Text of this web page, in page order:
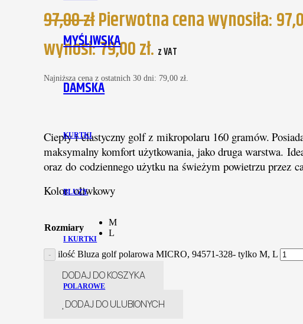
MYŚLIWSKA
DAMSKA
KURTKI
BLUZY
I KURTKI
POLAROWE
97,00złPierwotna cena wynosiła:
wynosi: 79,00 zł. z VAT
Najniższa cena z ostatnich 30 dni: 79,00zł
Ciepły i elastyczny golf z mikropolaru 160 gramów.
maksymalny komfort użytkowania, jako druga warstwa.
oraz do codziennego użytku na świeżym powietrzu przez
Kolor: oliwkowy
Rozmiary
M
L
ilość Bluza golf polarowa MICRO, 94571-328- tylko M, L
DODAJ DO KOSZYKA
DODAJ DO ULUBIONYCH